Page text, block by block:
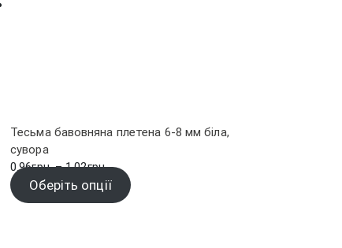
Тесьма бавовняна плетена 6-8 мм біла,
сувора
0.96грн. – 1.02грн.Діапазон
цін:
від
Оберіть опції